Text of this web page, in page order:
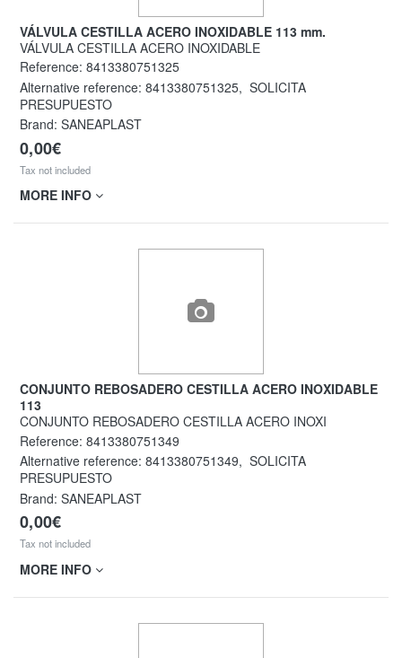
VÁLVULA CESTILLA ACERO INOXIDABLE 113 mm.
VÁLVULA CESTILLA ACERO INOXIDABLE
Reference: 8413380751325
Alternative reference: 8413380751325, SOLICITA
PRESUPUESTO
Brand: SANEAPLAST
0,00€
Tax not included
MORE INFO
CONJUNTO REBOSADERO CESTILLA ACERO INOXIDABLE
113
CONJUNTO REBOSADERO CESTILLA ACERO INOXI
Reference: 8413380751349
Alternative reference: 8413380751349, SOLICITA
PRESUPUESTO
Brand: SANEAPLAST
0,00€
Tax not included
MORE INFO